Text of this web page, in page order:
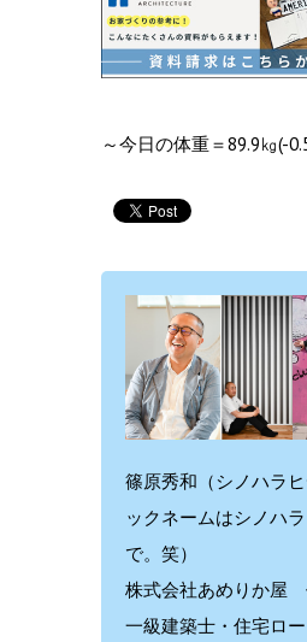
～今日の体重＝89.9㎏(-
篠原秀和（シノハラ
ックネームはシノハ
で。笑）
株式会社あめりか屋
一級建築士・住宅ロ